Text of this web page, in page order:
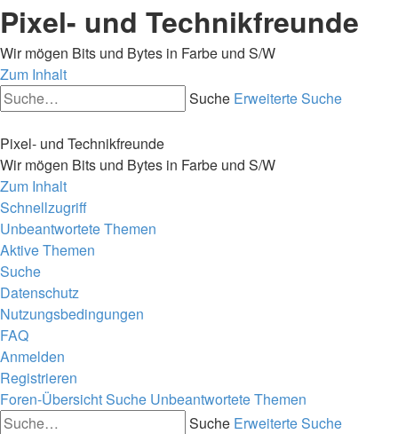
Pixel- und Technikfreunde
Wir mögen Bits und Bytes in Farbe und S/W
Zum Inhalt
Suche Erweiterte Suche
Pixel- und Technikfreunde
Wir mögen Bits und Bytes in Farbe und S/W
Zum Inhalt
Schnellzugriff
Unbeantwortete Themen
Aktive Themen
Suche
Datenschutz
Nutzungsbedingungen
FAQ
Anmelden
Registrieren
Foren-ÜbersichtSuche Unbeantwortete Themen
Suche Erweiterte Suche